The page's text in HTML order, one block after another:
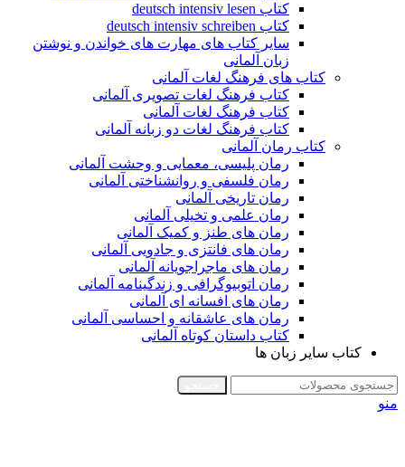
کتاب deutsch intensiv lesen
کتاب deutsch intensiv schreiben
سایر کتاب های مهارت های خواندن و نوشتن
زبان آلمانی
کتاب های فرهنگ لغات آلمانی
کتاب فرهنگ لغات تصویری آلمانی
کتاب فرهنگ لغات آلمانی
کتاب فرهنگ لغات دو زبانه آلمانی
کتاب رمان آلمانی
رمان پلیسی، معمایی و وحشت آلمانی
رمان فلسفی و روانشناختی آلمانی
رمان تاریخی آلمانی
رمان علمی و تخیلی آلمانی
رمان های طنز و کمیک آلمانی
رمان های فانتزی و جادویی آلمانی
رمان های ماجراجویانه آلمانی
رمان اتوبیوگرافی و زندگینامه آلمانی
رمان های افسانه ای آلمانی
رمان های عاشقانه و احساسی آلمانی
کتاب داستان کوتاه آلمانی
کتاب سایر زبان ها
منو